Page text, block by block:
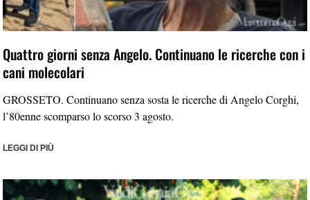
Quattro giorni senza Angelo. Continuano le ricerche con i
cani molecolari
GROSSETO. Continuano senza sosta le ricerche di Angelo Corghi,
l’80enne scomparso lo scorso 3 agosto.
LEGGI DI PIÙ